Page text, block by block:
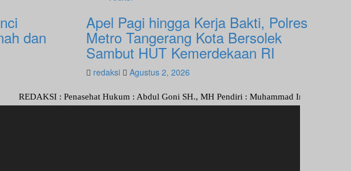
dan
Apel Pagi hingga Kerja Bakti, Polres
Metro Tangerang Kota Bersolek
Sambut HUT Kemerdekaan RI
redaksi Agustus 2, 2026
: Penasehat Hukum : Abdul Goni SH., MH Pendiri : Muhammad Irfansyah, Pimpinan